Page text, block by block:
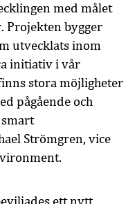
med målet
Projekten bygger
utvecklats inom
initiativ i vår
stora möjligheter
pågående och
Strömgren, vice